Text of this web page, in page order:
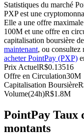
Copie de Trading
Statistiques du marché
PXP est une
Elle a une offre
100M et une offre en
capitalisation boursière
maintenant, ou consultez
acheter PointPay (PXP)
Prix ActuelR$0.13516
Offre en Circulation30M
Capitalisation Boursière
Volume(24h)R$1.8M
PointPay Taux
montants